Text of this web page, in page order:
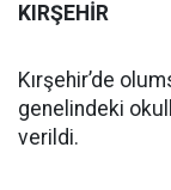
KIRŞEHİR
Kırşehir’de
genelindeki
verildi.